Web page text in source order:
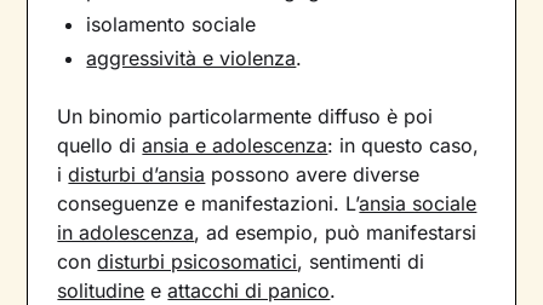
isolamento sociale
aggressività e violenza.
Un binomio particolarmente diffuso è poi
quello diansia e adolescenza: in questo caso,
idisturbi d’ansia possono avere diverse
conseguenze e manifestazioni. L’ansia sociale
in adolescenza, ad esempio, può manifestarsi
condisturbi psicosomatici, sentimenti di
solitudine eattacchi di panico.